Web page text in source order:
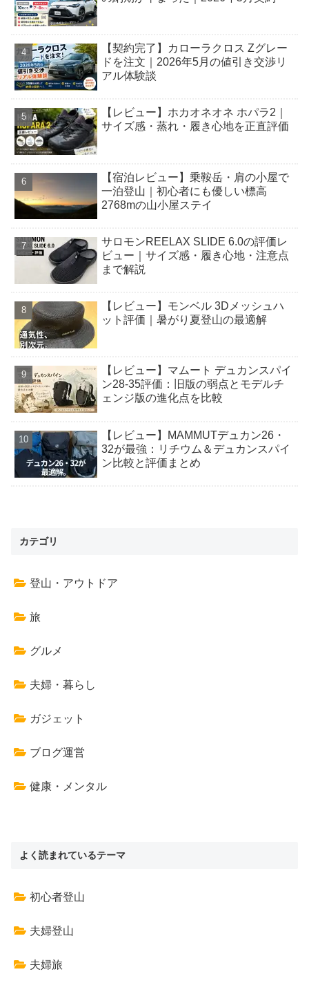
【契約完了】カローラクロス Zグレー
ドを注文｜2026年5月の値引き交渉リ
アル体験談
【レビュー】ホカオネオネ ホパラ2｜
サイズ感・蒸れ・履き心地を正直評価
【宿泊レビュー】乗鞍岳・肩の小屋で
一泊登山｜初心者にも優しい標高
2768mの山小屋ステイ
サロモンREELAX SLIDE 6.0の評価レ
ビュー｜サイズ感・履き心地・注意点
まで解説
【レビュー】モンベル 3Dメッシュハ
ット評価｜暑がり夏登山の最適解
【レビュー】マムート デュカンスパイ
ン28-35評価：旧版の弱点とモデルチ
ェンジ版の進化点を比較
【レビュー】MAMMUTデュカン26・
32が最強：リチウム＆デュカンスパイ
ン比較と評価まとめ
カテゴリ
登山・アウトドア
旅
グルメ
夫婦・暮らし
ガジェット
ブログ運営
健康・メンタル
よく読まれているテーマ
初心者登山
夫婦登山
夫婦旅